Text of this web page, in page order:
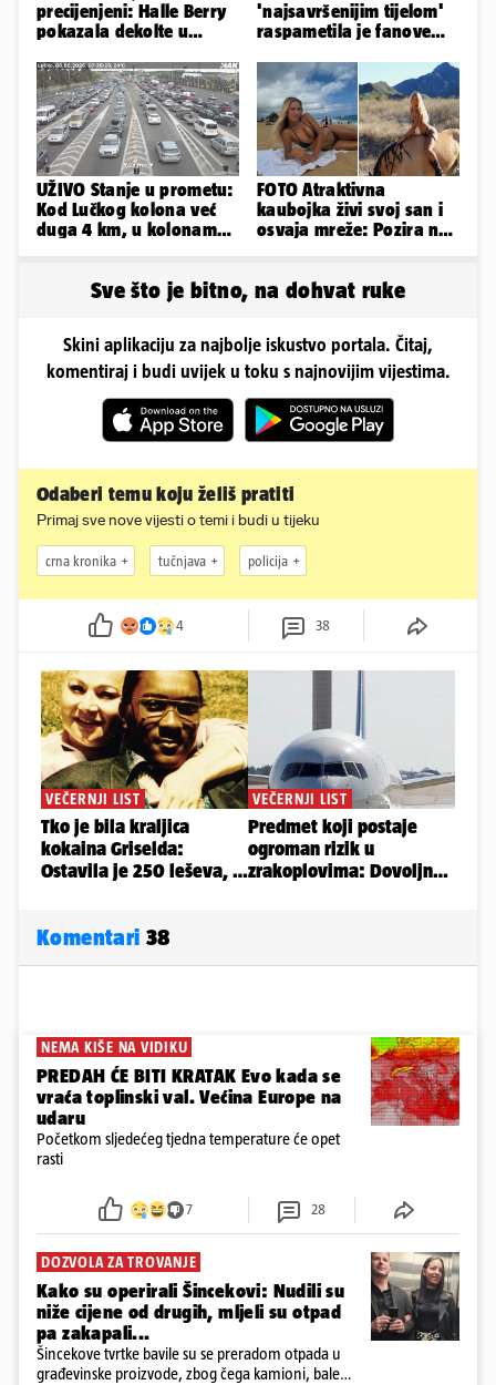
precijenjeni: Halle Berry
pokazala dekolte u
haljinici
'najsavršenijim tijelom'
raspametila je fanove
plićaka
UŽIVO Stanje u prometu:
Kod Lučkog kolona već
duga 4 km, u kolonama
FOTO Atraktivna
kaubojka živi svoj san i
osvaja mreže: Pozira na
Sve što je bitno, na dohvat ruke
Skini aplikaciju za najbolje iskustvo portala. Čitaj,
komentiraj i budi uvijek u toku s najnovijim vijestima.
Odaberi temu koju želiš pratiti
Primaj sve nove vijesti o temi i budi u tijeku
crna kronika tučnjava policija
4 38
Komentari 38
NEMA KIŠE NA VIDIKU
PREDAH ĆE BITI KRATAK Evo kada se
vraća toplinski val. Većina Europe na
udaru
Početkom sljedećeg tjedna temperature će opet
rasti
7 28
DOZVOLA ZA TROVANJE
Kako su operirali Šincekovi: Nudili su
niže cijene od drugih, mljeli su otpad
pa zakapali...
Šincekove tvrtke bavile su se preradom otpada u
građevinske proizvode, zbog čega kamioni, bale